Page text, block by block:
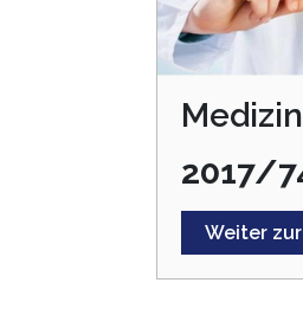
2017/
Weiter